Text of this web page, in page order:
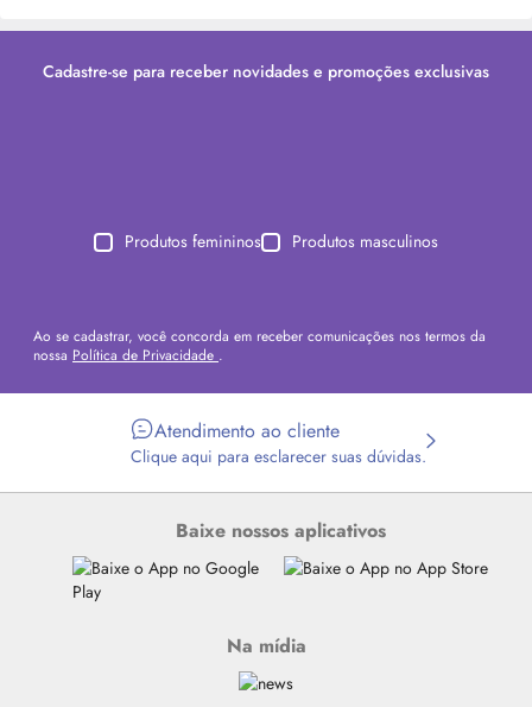
Cadastre-se para receber novidades e promoções exclusivas
Produtos femininos Produtos masculinos
Ao se cadastrar, você concorda em receber comunicações nos termos da
nossa Política de Privacidade .
Atendimento ao cliente
Clique aqui para esclarecer suas dúvidas.
Baixe nossos aplicativos
Na mídia